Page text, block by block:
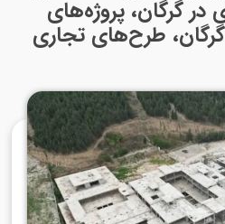
در گرگان، پروژه‌های
گرگان، طرح‌های تجاری